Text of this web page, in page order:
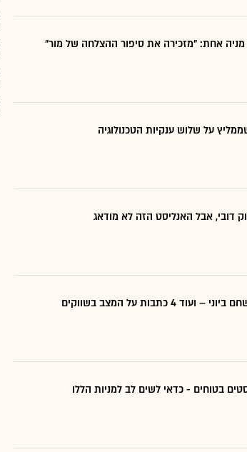
אחת: "מזכירה את סיפור ההצלחה של מור"
דובי, אבל האנליסט הזה לא מודאג
כתבות על המצב בשווקים